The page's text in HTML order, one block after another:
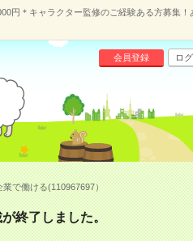
円＊キャラクター監修のご経験ある方募集
会員登録 ロ
で働ける(110967697）
終了しました。